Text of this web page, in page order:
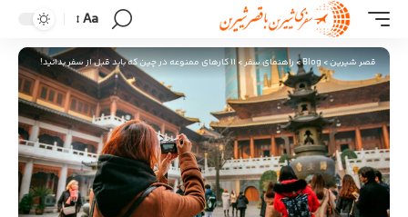
Aa
قصر شیرین>
Blog
>راهنمای سفر>11 کارهای ممنوعه در چین که باید قبل از سفر بدانید!